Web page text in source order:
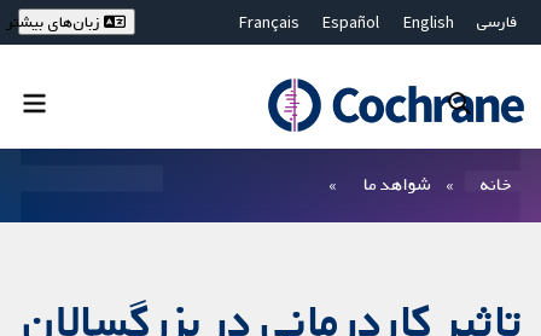
فارسی English
Español
Français
Bahasa Malaysia
ไทย
繁體中文
زبان‌های بیشتر
خانه شواهد ما
تاثیر کاردرمانی در بزرگسالان